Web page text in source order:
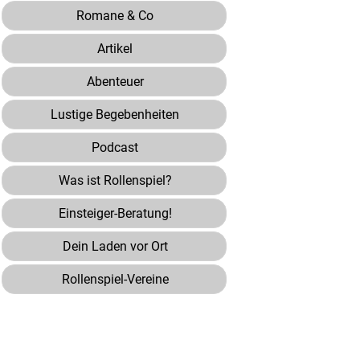
Romane & Co
Artikel
Abenteuer
Lustige Begebenheiten
Podcast
Was ist Rollenspiel?
Einsteiger-Beratung!
Dein Laden vor Ort
Rollenspiel-Vereine